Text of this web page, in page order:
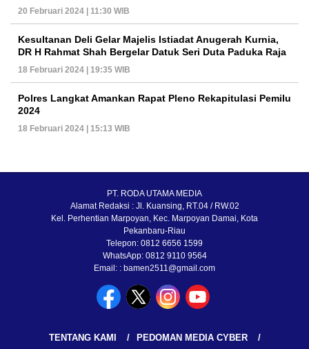
20 Februari 2024 | 11:30 WIB
Kesultanan Deli Gelar Majelis Istiadat Anugerah Kurnia,
DR H Rahmat Shah Bergelar Datuk Seri Duta Paduka Raja
18 Februari 2024 | 19:35 WIB
Polres Langkat Amankan Rapat Pleno Rekapitulasi Pemilu
2024
18 Februari 2024 | 15:13 WIB
PT. RODA UTAMA MEDIA
Alamat Redaksi : Jl. Kuansing, RT.04 / RW.02
Kel. Perhentian Marpoyan, Kec. Marpoyan Damai, Kota
Pekanbaru-Riau
Telepon: 0812 6656 1599
WhatsApp: 0812 9110 9564
Email: : bamen2511@gmail.com
TENTANG KAMI
PEDOMAN MEDIA CYBER